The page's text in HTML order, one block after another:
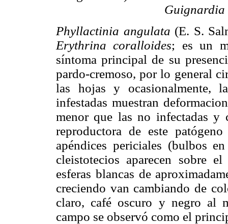
Guignardia
Phyllactinia angulata (E. S.
Erythrina coralloides; es un
síntoma principal de su
pardo-cremoso, por lo general
las hojas y ocasionalmente,
infestadas muestran
menor que las no infectadas y
reproductora de este
apéndices periciales (bulbos
cleistotecios aparecen sobre
esferas blancas de
creciendo van cambiando de
claro, café oscuro y negro al
campo se observó como el